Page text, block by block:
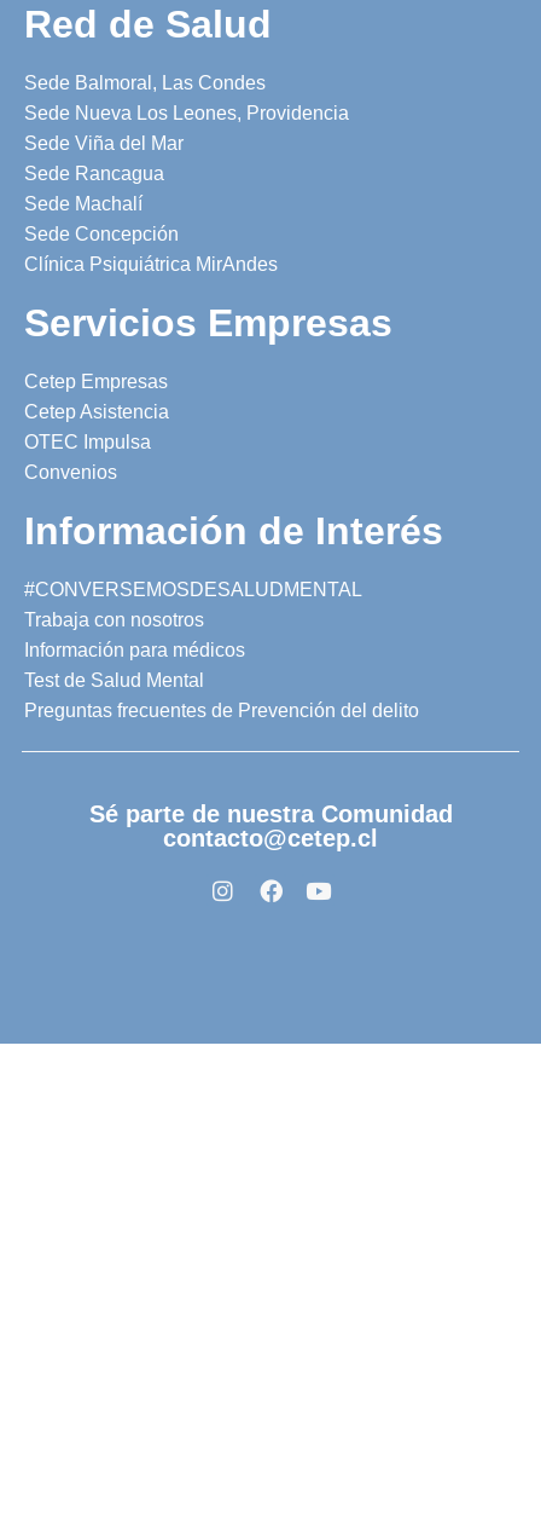
Red de Salud
Sede Balmoral, Las Condes
Sede Nueva Los Leones, Providencia
Sede Viña del Mar
Sede Rancagua
Sede Machalí
Sede Concepción
Clínica Psiquiátrica MirAndes
Servicios Empresas
Cetep Empresas
Cetep Asistencia
OTEC Impulsa
Convenios
Información de Interés
#CONVERSEMOSDESALUDMENTAL
Trabaja con nosotros
Información para médicos
Test de Salud Mental
Preguntas frecuentes de Prevención del delito
Sé parte de nuestra Comunidad
contacto@cetep.cl